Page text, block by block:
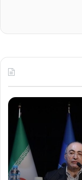
اردیبهشت ۱۴۰۵